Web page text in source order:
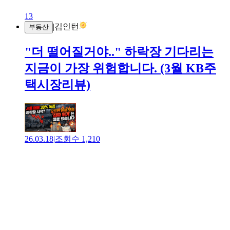
13
부동산 |김인턴
"더 떨어질거야.." 하락장 기다리는
지금이 가장 위험합니다. (3월 KB주
택시장리뷰)
26.03.18|조회수 1,210